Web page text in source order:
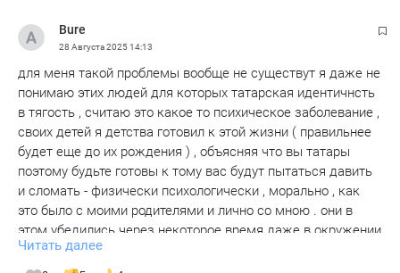
-Алина Кабаева. Спортсменка. Русский муж. Двое
сыновей (?).
- Ильдар Абдразаков. Оперный певец. Три брака. Первая
жена Ольга Трифонова. Дочь Эльвира. 2 жена Ольга
Бородина. Третья жена Марика Гвилава. Дети Рианна,
Александра и Амир.
- Муслима Латыпова. Владелица Бахетле. Разведена.
Дочь Эльвира Харламова. Замужем за бизнесменом и
экс-футболистом Сергеем Харламовым. Внук Эрик
Харламов.
меньше - 30,9%.
народами. Скажем у удмуртов доля смешанных семей
составляет 37,1%, а у мордвы - 49,4%.
А вот имеющееся здесь в комментариях предубеждение,
что чуваши больше, чем татары ассимилируются -
статистикой не подтверждается. Доля смешанных браков
у чувашей 28,9%
Но это мы говорили о межнациональных браках народов в
целом, а интересно, отличается ли эта пропорция внутри
Bure
28 Августа 202514:13
для меня такой проблемы вообще не существут я даже не
понимаю этих людей для которых татарская идентичнсть
в тягость , считаю это какое то психическое заболевание ,
своих детей я детства готовил к этой жизни ( правильнее
будет еще до их рождения ) , объясняя что вы татары
поэтому будьте готовы к тому вас будут пытаться давить
и сломать - физически психологически , морально , как
это было с моими родителями и лично со мною . они в
этом убедились через некоторое время даже в окружении
казахов , про другие национальности и говорить не чего .
считаю что ассимиляция татар это ошибка или глупость
Читать далее